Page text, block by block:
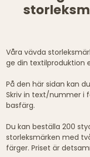
Våra vävda
ge din textilproduktion
På den här sidan kan
Skriv in text/nummer i
basfärg.
Du kan beställa 200
storleksmärken med
färger. Priset är